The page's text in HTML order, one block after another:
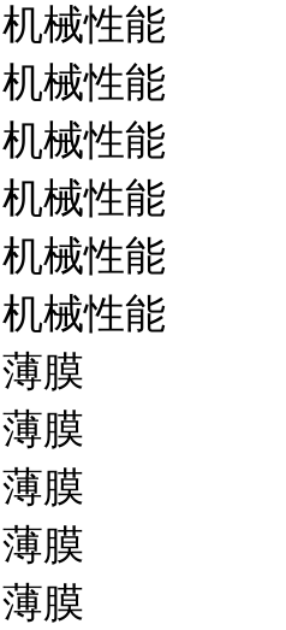
机械性能
机械性能
机械性能
机械性能
机械性能
机械性能
薄膜
薄膜
薄膜
薄膜
薄膜